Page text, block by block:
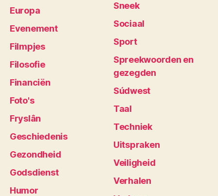
Europa
Evenement
Filmpjes
Filosofie
Financiën
Foto's
Fryslân
Geschiedenis
Gezondheid
Godsdienst
Humor
Sneek
Sociaal
Sport
Spreekwoorden en
gezegden
Súdwest
Taal
Techniek
Uitspraken
Veiligheid
Verhalen